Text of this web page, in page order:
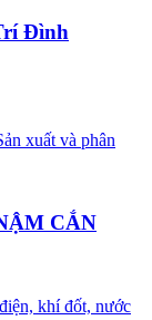
Đình
xuất và phân
CẮN
khí đốt, nước